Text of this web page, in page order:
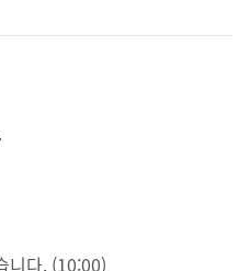
니다. (10:00)